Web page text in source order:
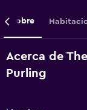
Sobre
Acerca de
Purling